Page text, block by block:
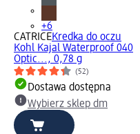
+6
CATRICEKredka do oczu
Kohl Kajal Waterproof 040
Optic..., 0,78 g
(52)
Dostawa dostępna
Wybierz sklep dm